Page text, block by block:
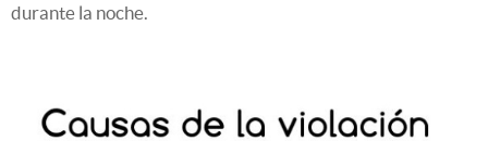
durante la noche.